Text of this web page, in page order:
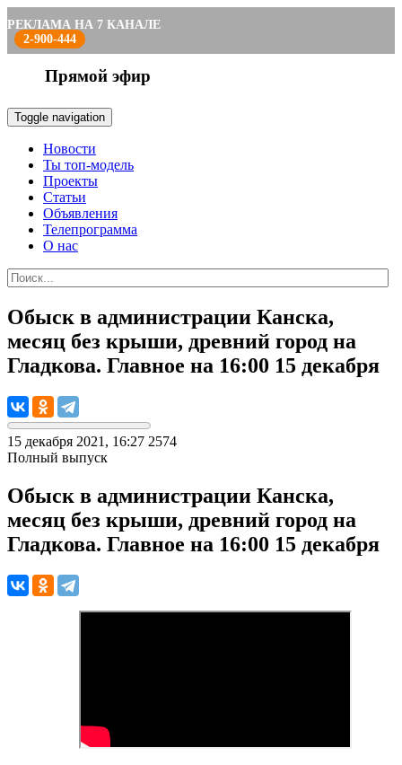
РЕКЛАМА НА 7 КАНАЛЕ
2-900-444
Прямой эфир
Toggle navigation
Новости
Ты топ-модель
Проекты
Статьи
Объявления
Телепрограмма
О нас
Обыск в администрации Канска,
месяц без крыши, древний город на
Гладкова. Главное на 16:00 15 декабря
15 декабря 2021, 16:27 2574
Полный выпуск
Обыск в администрации Канска,
месяц без крыши, древний город на
Гладкова. Главное на 16:00 15 декабря